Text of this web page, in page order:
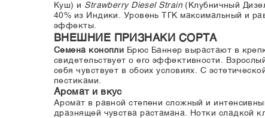
Куш) и Strawberry Diesel Strain(Клубничный
40% из Индики. Уровень ТГК максимальный и
эффекты.
ВНЕШНИЕ ПРИЗНАКИ СОРТА
Семена конопли Брюс Баннер вырастают в
свидетельствует о его эффективности.
себя чувствует в обоих условиях. С
пестиками.
Аромат и вкус
Аромат в равной степени сложный и
дразнящей чувства растамана. Нотки сладкой